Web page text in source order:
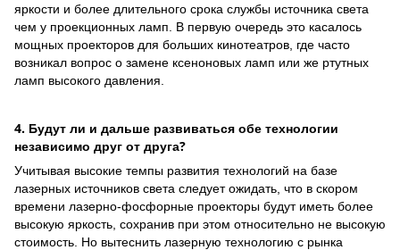
яркости и более длительного срока службы источника света
чем у проекционных ламп. В первую очередь это касалось
мощных проекторов для больших кинотеатров, где часто
возникал вопрос о замене ксеноновых ламп или же ртутных
ламп высокого давления.
4. Будут ли и дальше развиваться обе технологии
независимо друг от друга?
Учитывая высокие темпы развития технологий на базе
лазерных источников света следует ожидать, что в скором
времени лазерно-фосфорные проекторы будут иметь более
высокую яркость, сохранив при этом относительно не высокую
стоимость. Но вытеснить лазерную технологию с рынка